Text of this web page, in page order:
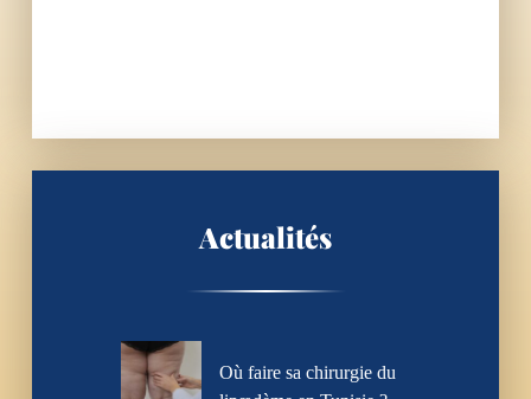
Actualités
Où faire sa chirurgie du